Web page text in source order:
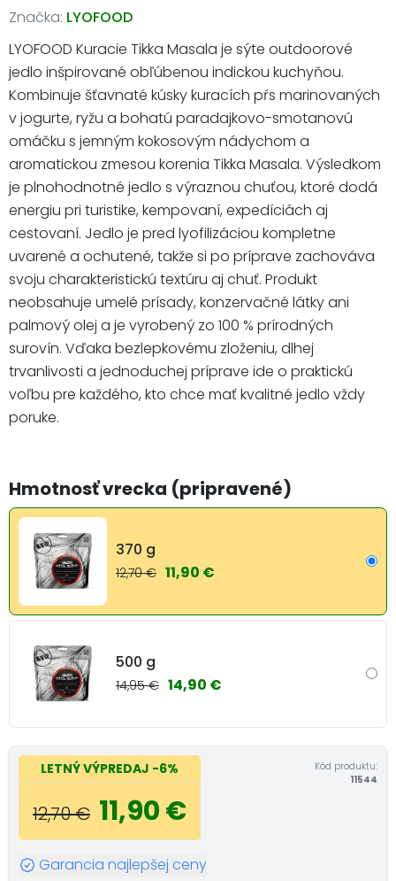
Značka: LYOFOOD
LYOFOOD Kuracie Tikka Masala je sýte outdoorové
jedlo inšpirované obľúbenou indickou kuchyňou.
Kombinuje šťavnaté kúsky kuracích pŕs marinovaných
v jogurte, ryžu a bohatú paradajkovo-smotanovú
omáčku s jemným kokosovým nádychom a
aromatickou zmesou korenia Tikka Masala. Výsledkom
je plnohodnotné jedlo s výraznou chuťou, ktoré dodá
energiu pri turistike, kempovaní, expedíciách aj
cestovaní. Jedlo je pred lyofilizáciou kompletne
uvarené a ochutené, takže si po príprave zachováva
svoju charakteristickú textúru aj chuť. Produkt
neobsahuje umelé prísady, konzervačné látky ani
palmový olej a je vyrobený zo 100 % prírodných
surovín. Vďaka bezlepkovému zloženiu, dlhej
trvanlivosti a jednoduchej príprave ide o praktickú
voľbu pre každého, kto chce mať kvalitné jedlo vždy
poruke.
Hmotnosť vrecka (pripravené)
370 g
12,70 € 11,90 €
500 g
14,95 € 14,90 €
LETNÝ VÝPREDAJ -6%
12,70 € 11,90 €
Kód produktu:
11544
Garancia najlepšej ceny